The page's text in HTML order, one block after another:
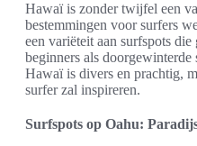
Hawaï is zonder twijfel een
bestemmingen voor surfers
een variëteit aan surfspots
beginners als
Hawaï is divers en prachtig,
surfer zal inspireren.
Surfspots op Oahu: